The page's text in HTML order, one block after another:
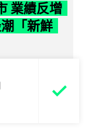
業績反增
「新鮮
間大幅減至
做到「減店增